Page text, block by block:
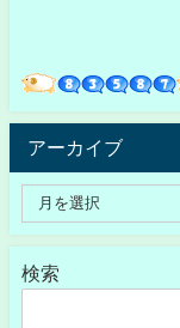
アーカイブ
検索